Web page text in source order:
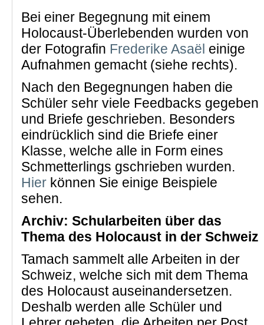
Bei einer Begegnung mit einem
Holocaust-Überlebenden wurden von
der Fotografin Frederike Asaël einige
Aufnahmen gemacht (siehe rechts).
Nach den Begegnungen haben die
Schüler sehr viele Feedbacks gegeben
und Briefe geschrieben. Besonders
eindrücklich sind die Briefe einer
Klasse, welche alle in Form eines
Schmetterlings gschrieben wurden.
Hier können Sie einige Beispiele
sehen.
Archiv: Schularbeiten über das
Thema des Holocaust in der Schweiz
Tamach sammelt alle Arbeiten in der
Schweiz, welche sich mit dem Thema
des Holocaust auseinandersetzen.
Deshalb werden alle Schüler und